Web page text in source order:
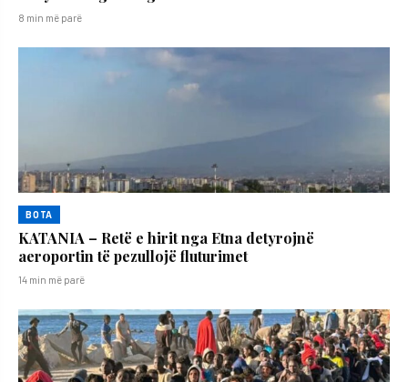
8 min më parë
BOTA
KATANIA – Retë e hirit nga Etna detyrojnë
aeroportin të pezullojë fluturimet
14 min më parë